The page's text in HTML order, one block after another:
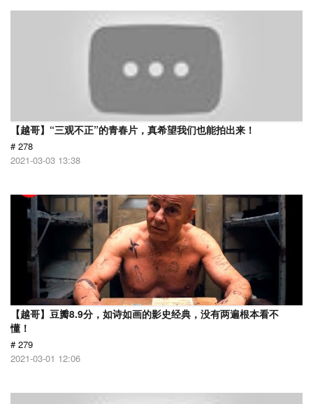
【越哥】“三观不正”的青春片，真希望我们也能拍出来！
# 278
2021-03-03 13:38
【越哥】豆瓣8.9分，如诗如画的影史经典，没有两遍根本看不
懂！
# 279
2021-03-01 12:06